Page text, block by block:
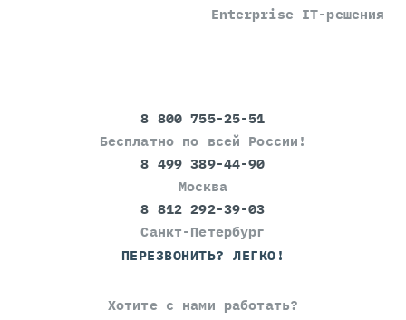
Enterprise IT-решения
8 800 755-25-51
Бесплатно по всей России!
8 499 389-44-90
Москва
8 812 292-39-03
Санкт-Петербург
ПЕРЕЗВОНИТЬ? ЛЕГКО!
Хотите с нами работать?